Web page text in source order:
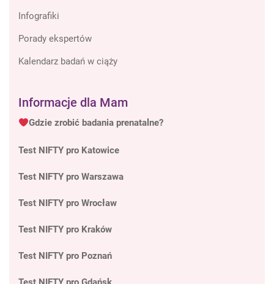
Infografiki
Porady ekspertów
Kalendarz badań w ciąży
Informacje dla Mam
Gdzie zrobić badania prenatalne?
Test NIFTY pro Katowice
Test NIFTY pro Warszawa
Test NIFTY pro Wrocław
Test NIFTY pro Kraków
Test NIFTY pro Poznań